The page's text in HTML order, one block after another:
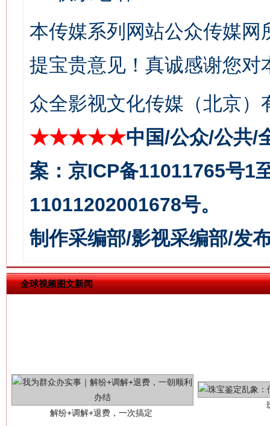
本传媒系列网站公众传媒
提宝贵意见！真诚感谢您
众全影视文化传媒（北京）
★★★★★中国/公众/公共/
案：京ICP备11011765号1
11011202001678号。
制作采编部/影视采编部/发
全球视频图文新闻
揭批美国五大"原罪" "炒